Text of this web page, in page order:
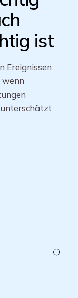
ist
Ereignissen
wenn